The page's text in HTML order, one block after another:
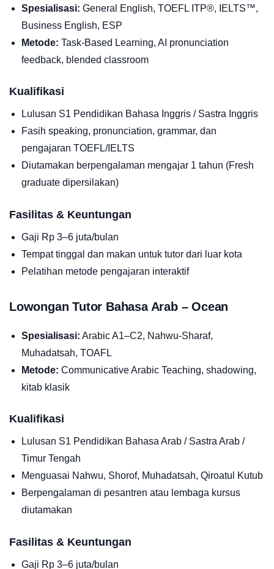
Spesialisasi: General English, TOEFL ITP®, IELTS™,
Business English, ESP
Metode: Task-Based Learning, AI pronunciation
feedback, blended classroom
Kualifikasi
Lulusan S1 Pendidikan Bahasa Inggris / Sastra Inggris
Fasih speaking, pronunciation, grammar, dan
pengajaran TOEFL/IELTS
Diutamakan berpengalaman mengajar 1 tahun (Fresh
graduate dipersilakan)
Fasilitas & Keuntungan
Gaji Rp 3–6 juta/bulan
Tempat tinggal dan makan untuk tutor dari luar kota
Pelatihan metode pengajaran interaktif
Lowongan Tutor Bahasa Arab – Ocean
Spesialisasi: Arabic A1–C2, Nahwu-Sharaf,
Muhadatsah, TOAFL
Metode: Communicative Arabic Teaching, shadowing,
kitab klasik
Kualifikasi
Lulusan S1 Pendidikan Bahasa Arab / Sastra Arab /
Timur Tengah
Menguasai Nahwu, Shorof, Muhadatsah, Qiroatul Kutub
Berpengalaman di pesantren atau lembaga kursus
diutamakan
Fasilitas & Keuntungan
Gaji Rp 3–6 juta/bulan